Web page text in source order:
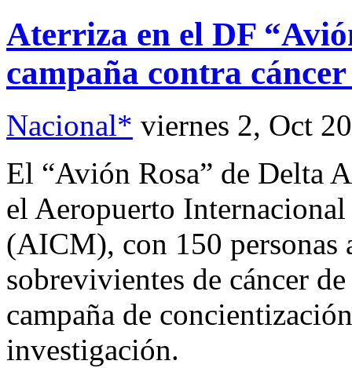
Aterriza en el DF
campaña contra
Nacional* viernes 2, Oct
El “Avión Rosa” de Delta
el Aeropuerto
(AICM), con 150 personas
sobrevivientes de cáncer
campaña de
investigación.